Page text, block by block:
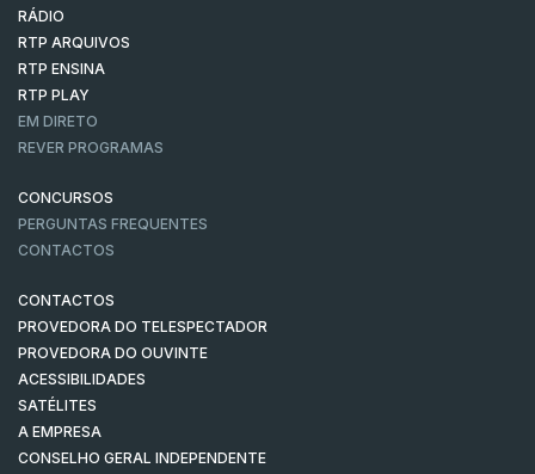
RÁDIO
RTP ARQUIVOS
RTP ENSINA
RTP PLAY
EM DIRETO
REVER PROGRAMAS
CONCURSOS
PERGUNTAS FREQUENTES
CONTACTOS
CONTACTOS
PROVEDORA DO TELESPECTADOR
PROVEDORA DO OUVINTE
ACESSIBILIDADES
SATÉLITES
A EMPRESA
CONSELHO GERAL INDEPENDENTE